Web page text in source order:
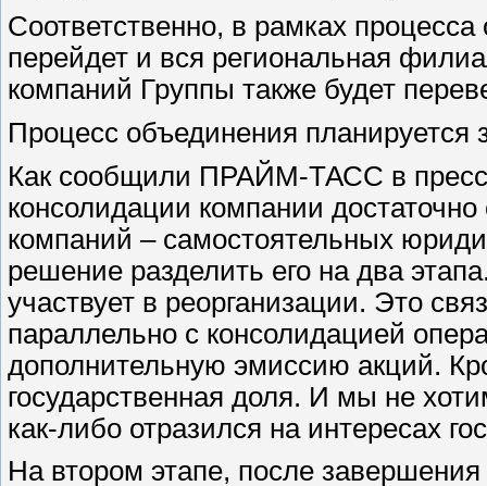
Соответственно, в рамках
перейдет и вся региональная
компаний Группы также будет
Процесс объединения планируется
Как сообщили ПРАЙМ-ТАСС в
консолидации компании
компаний – самостоятельных
решение разделить его на два
участвует в реорганизации. Это
параллельно с консолидацией
дополнительную эмиссию акций.
государственная доля. И мы не
как-либо отразился на интересах
На втором этапе, после